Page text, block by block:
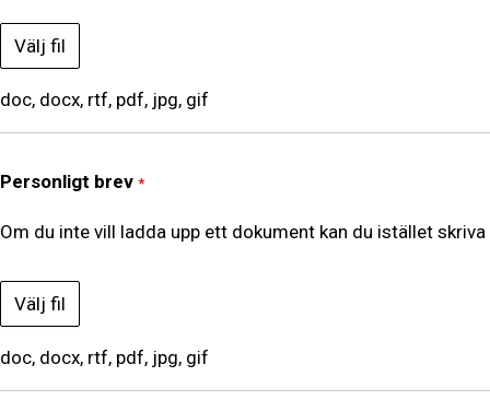
Välj fil
doc, docx, rtf, pdf, jpg, gif
Personligt brev *
Om du inte vill ladda upp ett dokument kan du istället
Välj fil
doc, docx, rtf, pdf, jpg, gif